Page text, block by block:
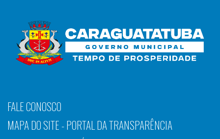
FALE CONOSCO
MAPA DO SITE - PORTAL DA TRANSPARÊNCIA